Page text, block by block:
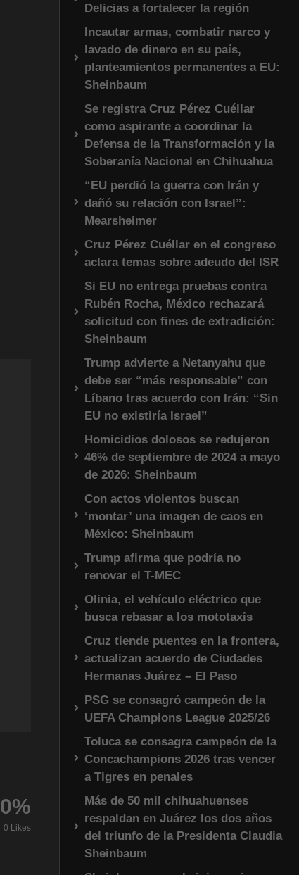
0%
0 Likes
Delicias a fortalecer la región
Incautar armas, combatir narco y
lavado de dinero en su país,
planteamientos permanentes a EU:
Sheinbaum
Se registra Cruz Pérez Cuéllar
como aspirante a coordinar la
Defensa de la Transformación y la
Soberanía Nacional en Chihuahua
“EU perdió la guerra con Irán y
dañó su relación con Israel”:
Mearsheimer
Cruz Pérez Cuéllar en el congreso
aclara temas sobre adeudo del ISR
Si EU no entrega pruebas contra
Rubén Rocha, México rechazará
solicitud con fines de extradición:
Sheinbaum
Trump advierte a Netanyahu que
debe ser “más responsable” con
Líbano tras acuerdo con Irán: “Sin
EU no existiría Israel”
Homicidios dolosos se redujeron
46% de septiembre de 2024 a mayo
de 2026: Sheinbaum
Con actos violentos buscan
‘montar’ una imagen de caos en
México: Sheinbaum
Trump afirma que podría no
renovar el T-MEC
Olinia, el vehículo eléctrico que
busca rebasar a los mototaxis
Cruz tiende puentes en la frontera,
actualizan acuerdo de Ciudades
Hermanas Juárez – El Paso
PSG se consagró campeón de la
UEFA Champions League 2025/26
Toluca se consagra campeón de la
Concachampions 2026 tras vencer
a Tigres en penales
Más de 50 mil chihuahuenses
respaldan en Juárez los dos años
del triunfo de la Presidenta Claudia
Sheinbaum